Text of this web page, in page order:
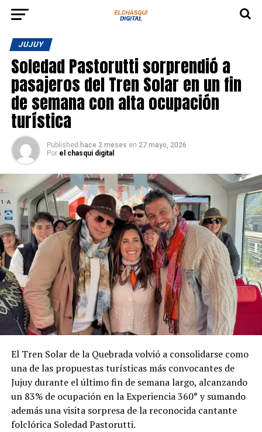
JUJUY
Soledad Pastorutti sorprendió a
pasajeros del Tren Solar en un fin
de semana con alta ocupación
turística
Published hace 2 meses en 27 mayo, 2026
Por el chasqui digital
El Tren Solar de la Quebrada volvió a consolidarse como
una de las propuestas turísticas más convocantes de
Jujuy durante el último fin de semana largo, alcanzando
un 83% de ocupación en la Experiencia 360° y sumando
además una visita sorpresa de la reconocida cantante
folclórica Soledad Pastorutti.